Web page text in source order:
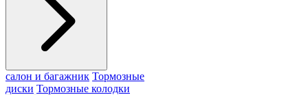
салон и багажник Тормозные
диски Тормозные колодки